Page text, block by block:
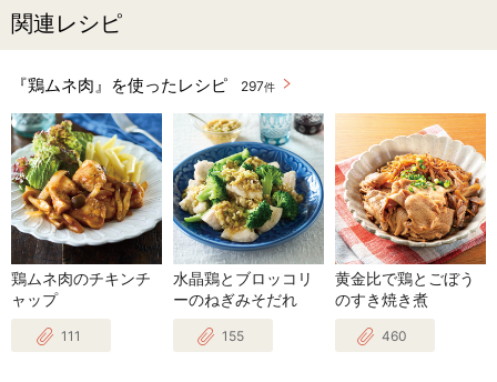
関連レシピ
『鶏ムネ肉』を使ったレシピ 297件
鶏ムネ肉のチキンチ
ャップ
111
水晶鶏とブロッコリ
ーのねぎみそだれ
155
黄金比で鶏とごぼう
のすき焼き煮
460